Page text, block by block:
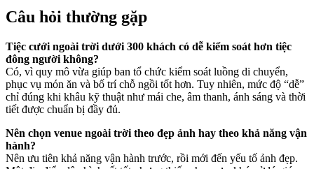
Câu hỏi thường gặp
Tiệc cưới ngoài trời dưới 300 khách có dễ kiểm soát hơn tiệc
đông người không?
Có, vì quy mô vừa giúp ban tổ chức kiểm soát luồng di chuyển,
phục vụ món ăn và bố trí chỗ ngồi tốt hơn. Tuy nhiên, mức độ “dễ”
chỉ đúng khi khâu kỹ thuật như mái che, âm thanh, ánh sáng và thời
tiết được chuẩn bị đầy đủ.
Nên chọn venue ngoài trời theo đẹp ảnh hay theo khả năng vận
hành?
Nên ưu tiên khả năng vận hành trước, rồi mới đến yếu tố ảnh đẹp.